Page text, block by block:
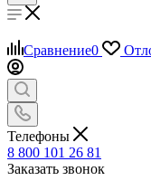
Сравнение0
Телефоны
8 800 101 26 81
Заказать звонок